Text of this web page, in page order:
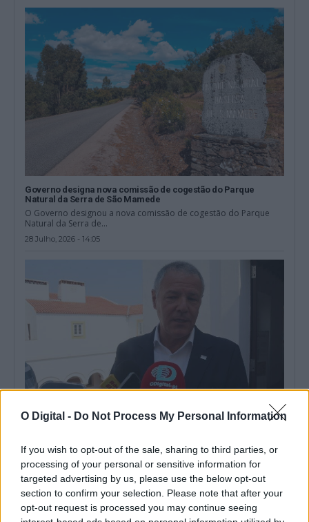
O Digital - Do Not Process My Personal Information
If you wish to opt-out of the sale, sharing to third parties, or
processing of your personal or sensitive information for
targeted advertising by us, please use the below opt-out
section to confirm your selection. Please note that after your
opt-out request is processed you may continue seeing
Governo designa nova comissão de cogestão do Parque
Natural da Serra de São Mamede
O Governo designou a nova comissão de cogestão do Parque
Natural da Serra de...
28 Julho, 2026 - 14:05
desenvolvimento económico de Arronches
A gastronomia deve ser encarada como um instrumento de
desenvolvimento económico e territorial, capaz...
27 Julho, 2026 - 15:08